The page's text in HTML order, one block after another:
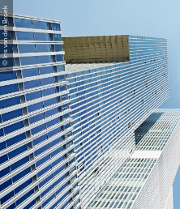
© Iris van den Broek